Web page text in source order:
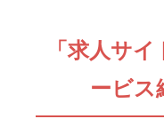
「求人サ
ービス